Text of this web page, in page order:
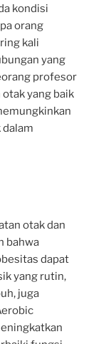
kondisi
orang
kali
yang
profesor
yang baik
otak dan
bahwa
dapat
yang rutin,
juga